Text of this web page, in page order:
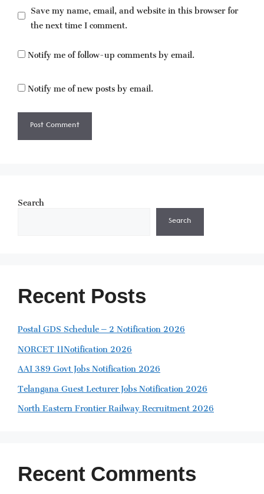
Save my name, email, and website in this browser for
the next time I comment.
Notify me of follow-up comments by email.
Notify me of new posts by email.
Search
Search
Recent Posts
Postal GDS Schedule – 2 Notification 2026
NORCET 11Notification 2026
AAI 389 Govt Jobs Notification 2026
Telangana Guest Lecturer Jobs Notification 2026
North Eastern Frontier Railway Recruitment 2026
Recent Comments